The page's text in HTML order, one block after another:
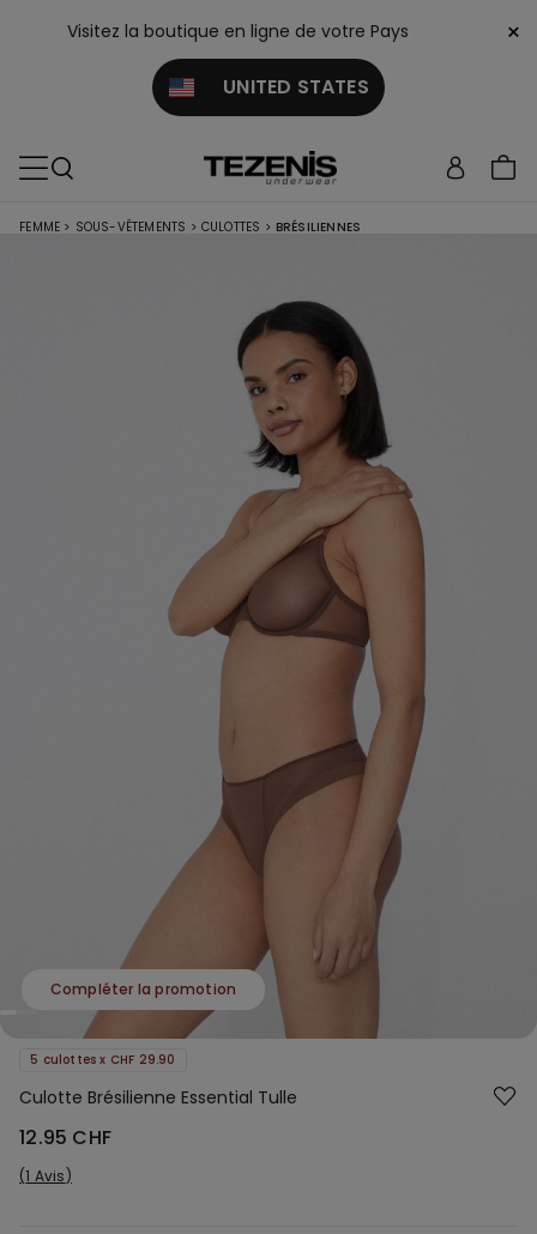
Visitez la boutique en ligne de votre Pays
UNITED STATES
×
FEMME > SOUS-VÊTEMENTS > CULOTTES > BRÉSILIENNES
Compléter la promotion
5 culottes x CHF 29.90
Culotte Brésilienne Essential Tulle
12.95 CHF
1 Avis